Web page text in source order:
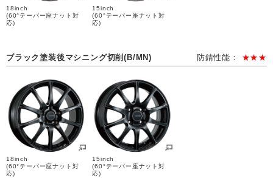
18inch
(60°テーパー座ナット対
応)
15inch
(60°テーパー座ナット対
応)
ブラック塗装後マシニング切削(B/MN) 防錆性能： ★★★
18inch
(60°テーパー座ナット対
応)
15inch
(60°テーパー座ナット対
応)